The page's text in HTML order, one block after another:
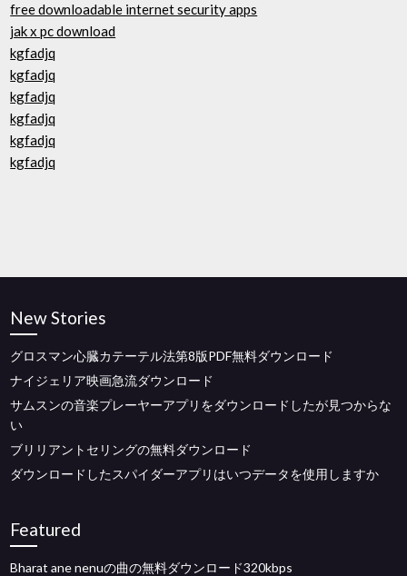
free downloadable internet security apps
jak x pc download
kgfadjq
kgfadjq
kgfadjq
kgfadjq
kgfadjq
kgfadjq
New Stories
グロスマン心臓カテーテル法第8版PDF無料ダウンロード
ナイジェリア映画急流ダウンロード
サムスンの音楽プレーヤーアプリをダウンロードしたが見つからな
い
ブリリアントセリングの無料ダウンロード
ダウンロードしたスパイダーアプリはいつデータを使用しますか
Featured
Bharat ane nenuの曲の無料ダウンロード320kbps